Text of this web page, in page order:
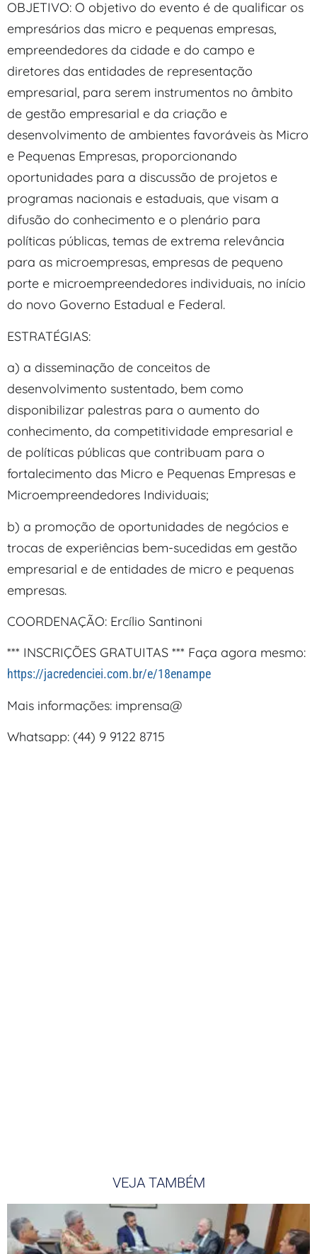
OBJETIVO: O objetivo do evento é de qualificar os
empresários das micro e pequenas empresas,
empreendedores da cidade e do campo e
diretores das entidades de representação
empresarial, para serem instrumentos no âmbito
de gestão empresarial e da criação e
desenvolvimento de ambientes favoráveis às Micro
e Pequenas Empresas, proporcionando
oportunidades para a discussão de projetos e
programas nacionais e estaduais, que visam a
difusão do conhecimento e o plenário para
políticas públicas, temas de extrema relevância
para as microempresas, empresas de pequeno
porte e microempreendedores individuais, no início
do novo Governo Estadual e Federal.
ESTRATÉGIAS:
a) a disseminação de conceitos de
desenvolvimento sustentado, bem como
disponibilizar palestras para o aumento do
conhecimento, da competitividade empresarial e
de políticas públicas que contribuam para o
fortalecimento das Micro e Pequenas Empresas e
Microempreendedores Individuais;
b) a promoção de oportunidades de negócios e
trocas de experiências bem-sucedidas em gestão
empresarial e de entidades de micro e pequenas
empresas.
COORDENAÇÃO: Ercílio Santinoni
*** INSCRIÇÕES GRATUITAS *** Faça agora mesmo:
https://jacredenciei.com.br/e/18enampe
Mais informações: imprensa@
Whatsapp: (44) 9 9122 8715
VEJA TAMBÉM